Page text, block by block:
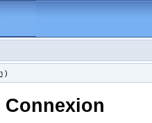
)
Connexion